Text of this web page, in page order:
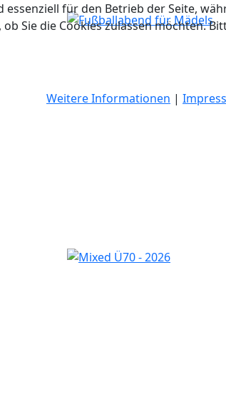
für den Betrieb der Seite,
Sie die Cookies zulassen möchten.
Weitere Informationen |